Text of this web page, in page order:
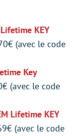
KEY
(avec le code
Key
(avec le code
Lifetime KEY
(avec le code